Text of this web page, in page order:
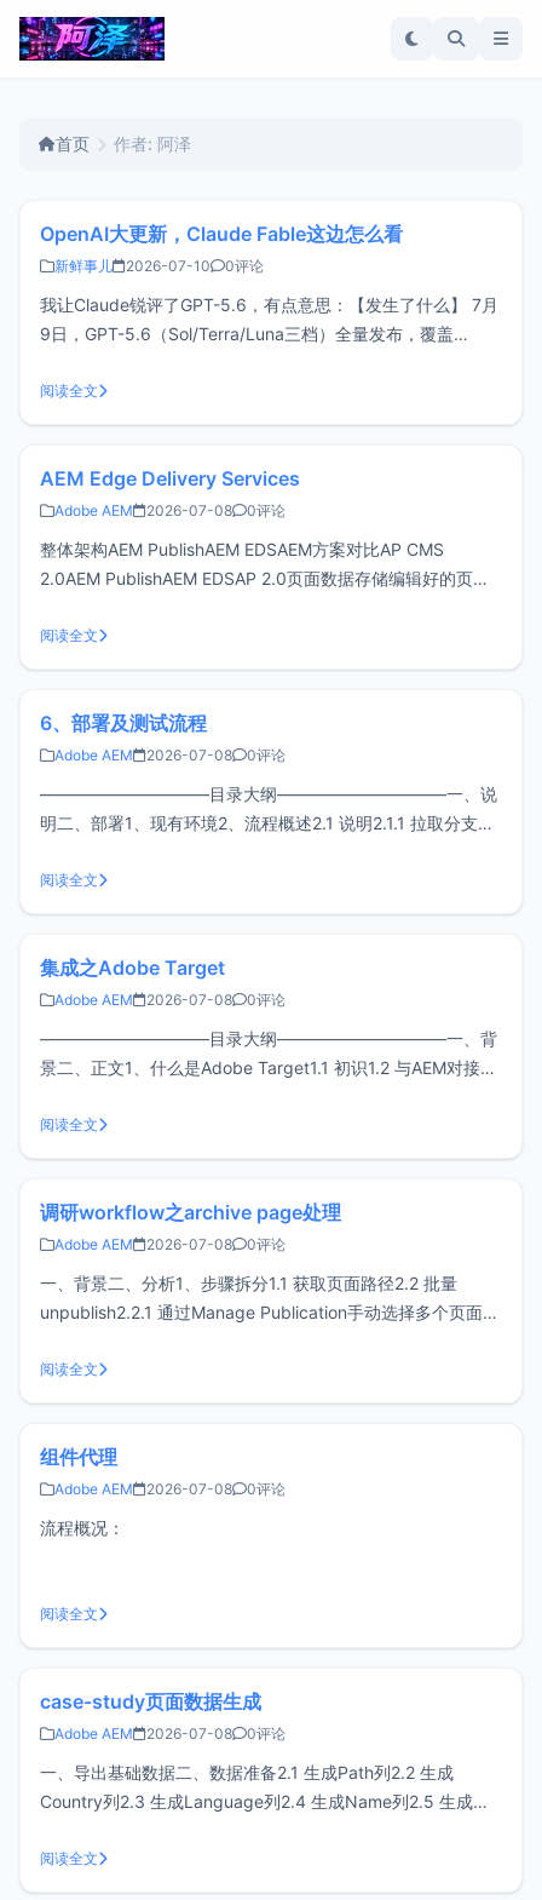
首页 作者: 阿泽
OpenAI大更新，Claude Fable这边怎么看
新鲜事儿 2026-07-10 0评论
我让Claude锐评了GPT-5.6，有点意思：【发生了什么】 7月
9日，GPT-5.6（Sol/Terra/Luna三档）全量发布，覆盖
立App谢幕，整个并入全新ChatGPT桌面应用，老版改名
ChatGPT Classic
阅读全文
AEM Edge Delivery Services
Adobe AEM 2026-07-08 0评论
整体架构AEM PublishAEM EDSAEM方案对比AP CMS
2.0AEM PublishAEM EDSAP 2.0页面数据存储编辑好的页面
源，除了AEM本身的编辑器，亮点是基于SharePoint, Google
Doc等文档管理系
阅读全文
6、部署及测试流程
Adobe AEM 2026-07-08 0评论
——————————目录大纲——————————一、说
明二、部署1、现有环境2、流程概述2.1 说明2.1.1 拉取分支
junit test不通过2.2.2 代码存在重复或者严重逻辑问题三、测
试1、QA人员所遵循
阅读全文
集成之Adobe Target
Adobe AEM 2026-07-08 0评论
——————————目录大纲——————————一、背
景二、正文1、什么是Adobe Target1.1 初识1.2 与AEM对接的
关认证3.1.1 Configuration Brower中勾选基础配置3.1.2 申请
Ad
阅读全文
调研workflow之archive page处理
Adobe AEM 2026-07-08 0评论
一、背景二、分析1、步骤拆分1.1 获取页面路径2.2 批量
unpublish2.2.1 通过Manage Publication手动选择多个页面
Copy然后Delete（适合比较少的页面）2、方案对比2.1
workflow2.
阅读全文
组件代理
Adobe AEM 2026-07-08 0评论
流程概况：
阅读全文
case-study页面数据生成
Adobe AEM 2026-07-08 0评论
一、导出基础数据二、数据准备2.1 生成Path列2.2 生成
Country列2.3 生成Language列2.4 生成Name列2.5 生成标
下：默认导出的是csv格式，可以直接另存为xlsx格式二、数
据准备2.1 生成Path列直接新加一列，数
阅读全文